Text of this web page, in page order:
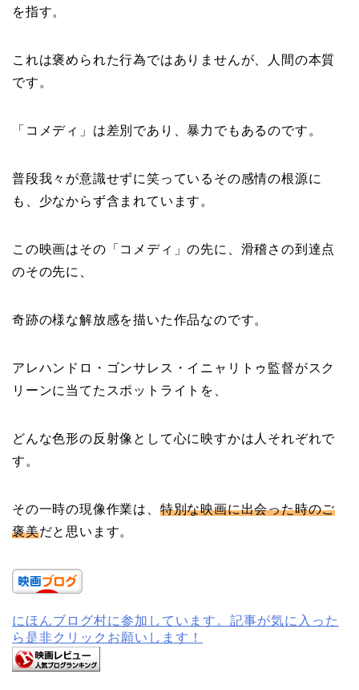
を指す。
これは褒められた行為ではありませんが、人間の本質
です。
「コメディ」は差別であり、暴力でもあるのです。
普段我々が意識せずに笑っているその感情の根源に
も、少なからず含まれています。
この映画はその「コメディ」の先に、滑稽さの到達点
のその先に、
奇跡の様な解放感を描いた作品なのです。
アレハンドロ・ゴンサレス・イニャリトゥ監督がスク
リーンに当てたスポットライトを、
どんな色形の反射像として心に映すかは人それぞれで
す。
その一時の現像作業は、 特別な映画に出会った時のご
褒美だと思います。
にほんブログ村に参加しています。記事が気に入った
ら是非クリックお願いします！